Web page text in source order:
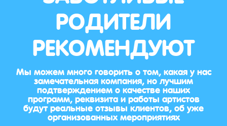
РОДИТЕЛИ
РЕКОМЕНДУЮТ
Мы можем много говорить о том, какая у нас
замечательная компания, но лучшим
подтверждением о качестве наших
программ, реквизита и работы артистов
будут реальные отзывы клиентов, об уже
организованных мероприятиях